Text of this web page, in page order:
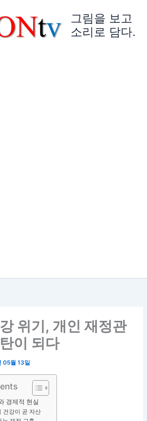
그림을 보고
소리로 담다.
위기, 개인 재정관
이 되다
05월 13일
경제적 현실
건강이 곧 자산